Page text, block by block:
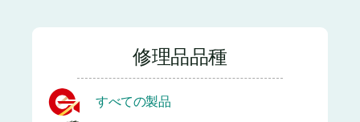
修理品品種
すべての製品